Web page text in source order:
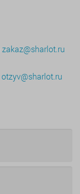
zakaz@sharlot.ru
otzyv@sharlot.ru